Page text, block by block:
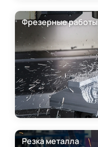
Фрезерные работы
Резка металла